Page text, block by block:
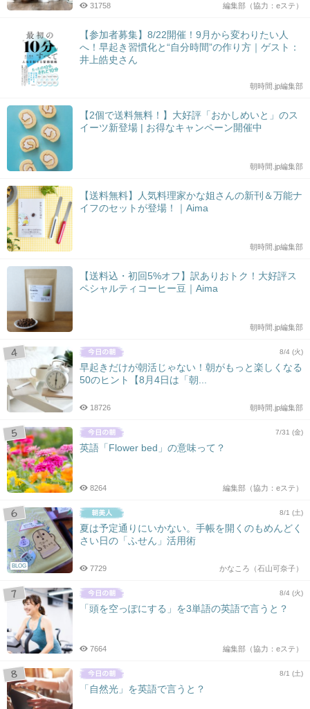
編集部（協力：eステ）
31758
【参加者募集】8/22開催！9月から変わりたい人
へ！早起き習慣化と“自分時間”の作り方｜ゲスト：
井上皓史さん
朝時間.jp編集部
【2個で送料無料！】大好評「おかしめいと」のス
イーツ新登場 | お得なキャンペーン開催中
朝時間.jp編集部
【送料無料】人気料理家かな姐さんの新刊＆万能ナ
イフのセットが登場！｜Aima
朝時間.jp編集部
【送料込・初回5%オフ】訳ありおトク！大好評ス
ペシャルティコーヒー豆｜Aima
朝時間.jp編集部
8/4 (火)
早起きだけが朝活じゃない！朝がもっと楽しくなる
50のヒント【8月4日は「朝...
朝時間.jp編集部
18726
7/31 (金)
英語「Flower bed」の意味って？
編集部（協力：eステ）
8264
BLOG
8/1 (土)
夏は予定通りにいかない。手帳を開くのもめんどく
さい日の「ふせん」活用術
かなころ（石山可奈子）
7729
8/4 (火)
「頭を空っぽにする」を3単語の英語で言うと？
編集部（協力：eステ）
7664
8/1 (土)
「自然光」を英語で言うと？